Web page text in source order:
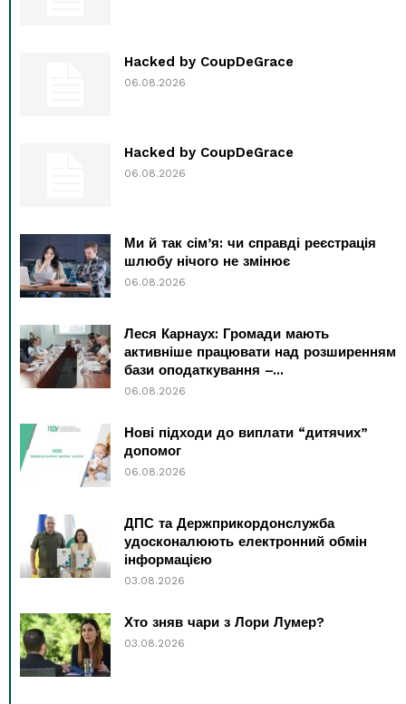
Hacked by CoupDeGrace
06.08.2026
Hacked by CoupDeGrace
06.08.2026
Ми й так сім’я: чи справді реєстрація
шлюбу нічого не змінює
06.08.2026
Леся Карнаух: Громади мають
активніше працювати над розширенням
бази оподаткування –...
06.08.2026
Нові підходи до виплати “дитячих”
допомог
06.08.2026
ДПС та Держприкордонслужба
удосконалюють електронний обмін
інформацією
03.08.2026
Хто зняв чари з Лори Лумер?
03.08.2026